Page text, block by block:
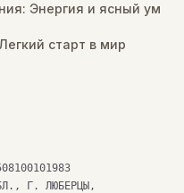
Энергия и ясный ум
старт в мир
Г. ЛЮБЕРЦЫ,